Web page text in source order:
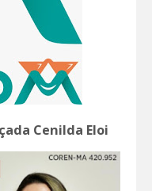
Cenilda Eloi